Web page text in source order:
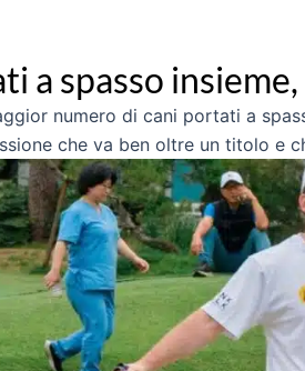
a spasso
numero di cani portati a
che va ben oltre un titolo e